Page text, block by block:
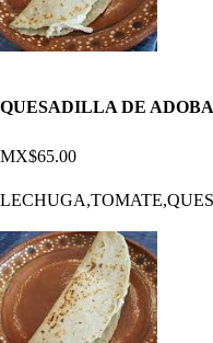
QUESADILLA DE
MX$65.00